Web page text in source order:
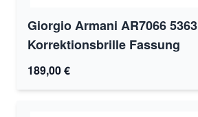
Giorgio Armani AR7066 5363
Korrektionsbrille Fassung
189,00 €